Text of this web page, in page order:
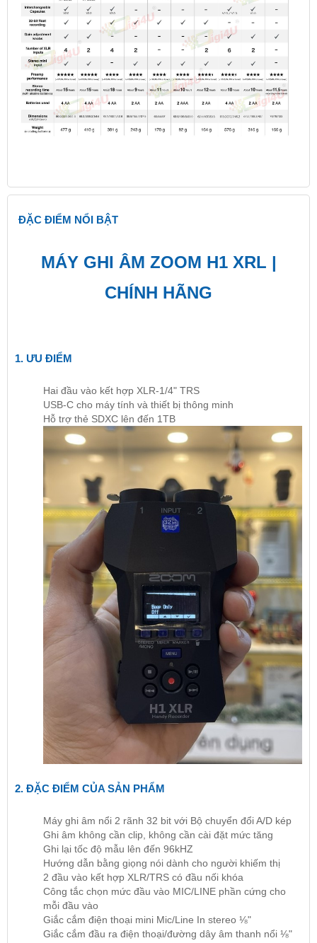
ĐẶC ĐIỂM NỔI BẬT
MÁY GHI ÂM ZOOM H1 XRL |
CHÍNH HÃNG
1. ƯU ĐIỂM
Hai đầu vào kết hợp XLR-1/4" TRS
USB-C cho máy tính và thiết bị thông minh
Hỗ trợ thẻ SDXC lên đến 1TB
2. ĐẶC ĐIỂM CỦA SẢN PHẨM
Máy ghi âm nổi 2 rãnh 32 bit với Bộ chuyển đổi A/D kép
Ghi âm không cần clip, không cần cài đặt mức tăng
Ghi lại tốc độ mẫu lên đến 96kHZ
Hướng dẫn bằng giọng nói dành cho người khiếm thị
2 đầu vào kết hợp XLR/TRS có đầu nối khóa
Công tắc chọn mức đầu vào MIC/LINE phần cứng cho
mỗi đầu vào
Giắc cắm điện thoại mini Mic/Line In stereo ⅛"
Giắc cắm đầu ra điện thoại/đường dây âm thanh nổi ⅛"